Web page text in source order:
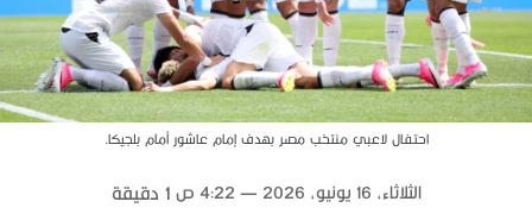
احتفال لاعبي منتخب مصر بهدف إمام عاشور أمام بلجيكا.
الثلاثاء، 16 يونيو، 2026 — 4:22 ص 1 دقيقة